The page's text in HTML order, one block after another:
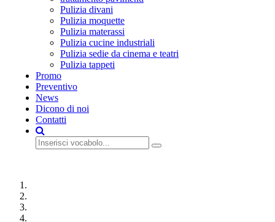
Pulizia divani
Pulizia moquette
Pulizia materassi
Pulizia cucine industriali
Pulizia sedie da cinema e teatri
Pulizia tappeti
Promo
Preventivo
News
Dicono di noi
Contatti